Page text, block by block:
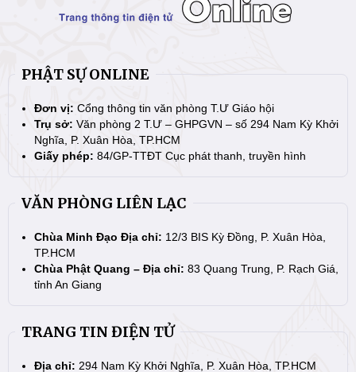
PHẬT SỰ ONLINE
Đơn vị: Cổng thông tin văn phòng T.Ư Giáo hội
Trụ sở: Văn phòng 2 T.Ư – GHPGVN – số 294 Nam Kỳ Khởi
Nghĩa, P. Xuân Hòa, TP.HCM
Giấy phép: 84/GP-TTĐT Cục phát thanh, truyền hình
VĂN PHÒNG LIÊN LẠC
Chùa Minh Đạo Địa chỉ: 12/3 BIS Kỳ Đồng, P. Xuân Hòa,
TP.HCM
Chùa Phật Quang – Địa chỉ: 83 Quang Trung, P. Rạch Giá,
tỉnh An Giang
TRANG TIN ĐIỆN TỬ
Địa chỉ: 294 Nam Kỳ Khởi Nghĩa, P. Xuân Hòa, TP.HCM